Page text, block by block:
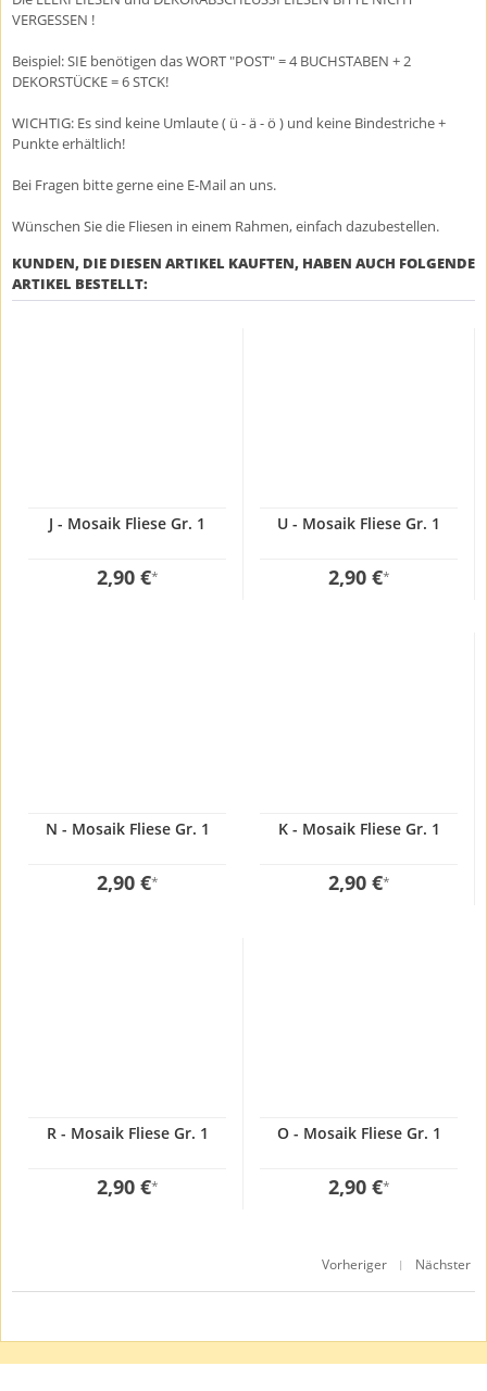
VERGESSEN !
Beispiel: SIE benötigen das WORT "POST" = 4 BUCHSTABEN + 2
DEKORSTÜCKE = 6 STCK!
WICHTIG: Es sind keine Umlaute ( ü - ä - ö ) und keine Bindestriche +
Punkte erhältlich!
Bei Fragen bitte gerne eine E-Mail an uns.
Wünschen Sie die Fliesen in einem Rahmen, einfach dazubestellen.
KUNDEN, DIE DIESEN ARTIKEL KAUFTEN, HABEN AUCH FOLGENDE
ARTIKEL BESTELLT:
J - Mosaik Fliese Gr. 1
2,90 €*
U - Mosaik Fliese Gr. 1
2,90 €*
N - Mosaik Fliese Gr. 1
2,90 €*
K - Mosaik Fliese Gr. 1
2,90 €*
R - Mosaik Fliese Gr. 1
2,90 €*
O - Mosaik Fliese Gr. 1
2,90 €*
Vorheriger | Nächster